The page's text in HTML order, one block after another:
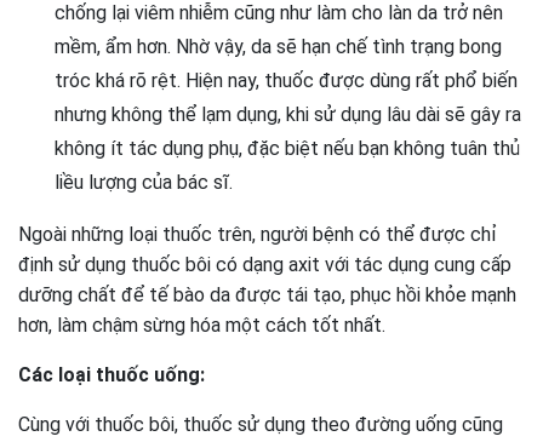
chống lại viêm nhiễm cũng như làm cho làn da trở nên
mềm, ẩm hơn. Nhờ vậy, da sẽ hạn chế tình trạng bong
tróc khá rõ rệt. Hiện nay, thuốc được dùng rất phổ biến
nhưng không thể lạm dụng, khi sử dụng lâu dài sẽ gây ra
không ít tác dụng phụ, đặc biệt nếu bạn không tuân thủ
liều lượng của bác sĩ.
Ngoài những loại thuốc trên, người bệnh có thể được chỉ
định sử dụng thuốc bôi có dạng axit với tác dụng cung cấp
dưỡng chất để tế bào da được tái tạo, phục hồi khỏe mạnh
hơn, làm chậm sừng hóa một cách tốt nhất.
Các loại thuốc uống:
Cùng với thuốc bôi, thuốc sử dụng theo đường uống cũng